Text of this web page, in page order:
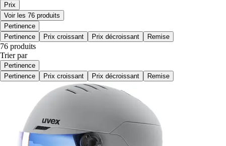
Prix
Voir les 76 produits
Pertinence
Pertinence
Prix croissant Prix décroissant Remise
76 produits
Trier par
Pertinence
Pertinence
Prix croissant Prix décroissant Remise